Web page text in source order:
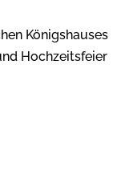
Königshauses
Hochzeitsfeier